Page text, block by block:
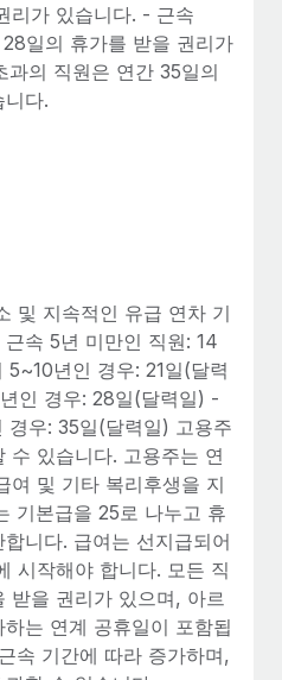
로 지원
리
및 Xero와의 통합과
업이 전 세계 어디서든 업무에 가
하고 급여를 지급하도록 돕는 것
안 새로운...
네 개의 시장에서 글로벌
계속해서 인기를 끌면서, 기업들
제작이 어느 때보다 중요해졌습
그렇게 높은 품질의...
리가 있습니다. - 근속
일의 휴가를 받을 권리가
의 직원은 연간 35일의
다.
및 지속적인 유급 연차 기
속 5년 미만인 직원: 14
년인 경우: 21일(달력
인 경우: 28일(달력일) -
경우: 35일(달력일) 고용주
수 있습니다. 고용주는 연
여 및 기타 복리후생을 지
기본급을 25로 나누고 휴
니다. 급여는 선지급되어
시작해야 합니다. 모든 직
받을 권리가 있으며, 아르
는 연계 공휴일이 포함됩
속 기간에 따라 증가하며,